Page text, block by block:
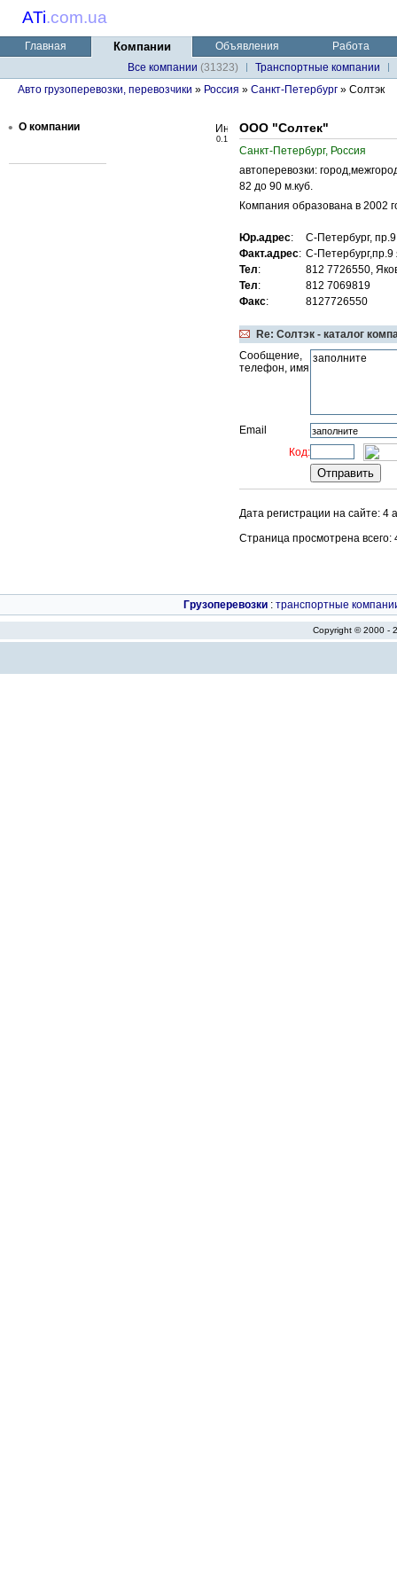
ATi.com.ua
Главная Компании Объявления
Работа
Все компании (31323)
Транспортные компании
Авто грузоперевозки, перевозчики » Россия » Санкт-Петербург » Солтэк
• О компании
0.1
ООО "Солтек"
Санкт-Петербург, Россия
автоперевозки:
82 до 90 м.куб.
Компания образована в 2002
Юр.адрес:
С-Петербург,
Факт.адрес: С-Петербург,пр.9
Тел:
812 7726550,
Тел:
812 7069819
Факс: 8127726550
Re: Солтэк - каталог
Сообщение,
телефон, имя
Email
Код:
Дата регистрации на сайте: 4
Страница просмотрена всего:
Грузоперевозки : транспортные
Copyright © 2000 -